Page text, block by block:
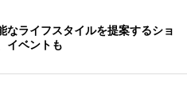
なライフスタイルを提案するショ
イベントも